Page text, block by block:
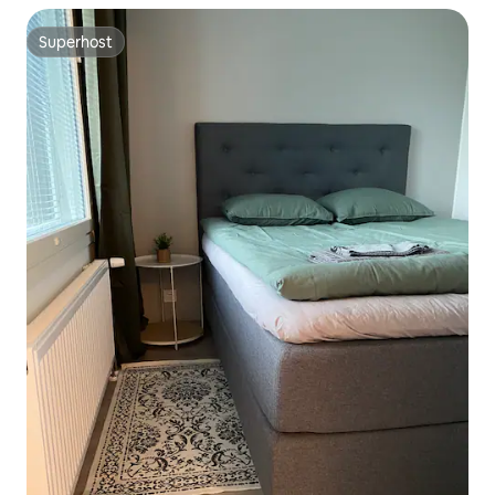
Superhost
Superhost